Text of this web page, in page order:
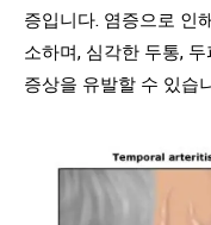
증입니다. 염증으로 인
소하며, 심각한 두통,
증상을 유발할 수 있습